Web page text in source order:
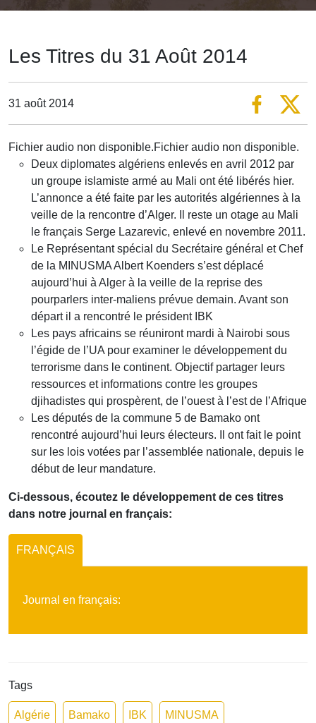
Les Titres du 31 Août 2014
31 août 2014
Fichier audio non disponible.Fichier audio non disponible.
Deux diplomates algériens enlevés en avril 2012 par
un groupe islamiste armé au Mali ont été libérés hier.
L’annonce a été faite par les autorités algériennes à la
veille de la rencontre d’Alger. Il reste un otage au Mali
le français Serge Lazarevic, enlevé en novembre 2011.
Le Représentant spécial du Secrétaire général et Chef
de la MINUSMA Albert Koenders s’est déplacé
aujourd’hui à Alger à la veille de la reprise des
pourparlers inter-maliens prévue demain. Avant son
départ il a rencontré le président IBK
Les pays africains se réuniront mardi à Nairobi sous
l’égide de l’UA pour examiner le développement du
terrorisme dans le continent. Objectif partager leurs
ressources et informations contre les groupes
djihadistes qui prospèrent, de l’ouest à l’est de l’Afrique
Les députés de la commune 5 de Bamako ont
rencontré aujourd’hui leurs électeurs. Il ont fait le point
sur les lois votées par l’assemblée nationale, depuis le
début de leur mandature.
Ci-dessous, écoutez le développement de ces titres
dans notre journal en français:
FRANÇAIS
Journal en français:
Tags
Algérie Bamako IBK MINUSMA